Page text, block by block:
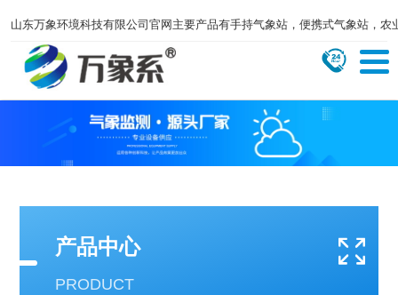
山东万象环境科技有限公司官网主要产品有手持气象站，便携式气象站，
产品中心
PRODUCT